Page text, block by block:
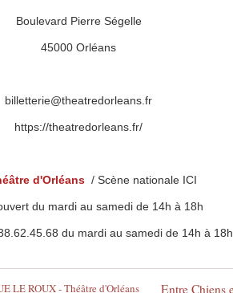
Boulevard Pierre Ségelle
45000 Orléans
billetterie@theatredorleans.fr
https://theatredorleans.fr/
d'Orléans / Scène nationale ICI
du mardi au samedi de 14h à 18h
du mardi au samedi de 14h à 18h